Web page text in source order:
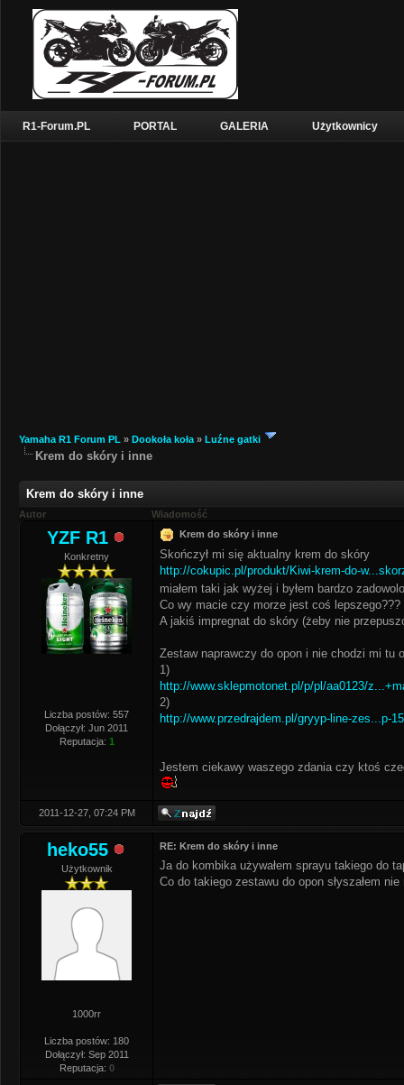
R1-Forum.PL PORTAL GALERIA Użytkownicy
Yamaha R1 Forum PL » Dookoła koła » Luźne gatki
Krem do skóry i inne
Krem do skóry i inne
Autor Wiadomość
YZF R1
Konkretny
Liczba postów: 557
Dołączył: Jun 2011
Reputacja: 1
Krem do skóry i inne
Skończył mi się aktualny krem do skóry
http://cokupic.pl/produkt/Kiwi-krem-do-
miałem taki jak wyżej i byłem bardzo
Co wy macie czy morze jest coś lepszego???
A jakiś impregnat do skóry (żeby nie
Zestaw naprawczy do opon i nie chodzi mi tu
1)
http://www.sklepmotonet.pl/p/pl/aa0123/
2)
http://www.przedrajdem.pl/gryyp-line-zes...p-
Jestem ciekawy waszego zdania czy ktoś
2011-12-27, 07:24 PM
heko55
Użytkownik
1000rr
Liczba postów: 180
Dołączył: Sep 2011
Reputacja: 0
RE: Krem do skóry i inne
Ja do kombika używałem sprayu takiego do
Co do takiego zestawu do opon słyszałem